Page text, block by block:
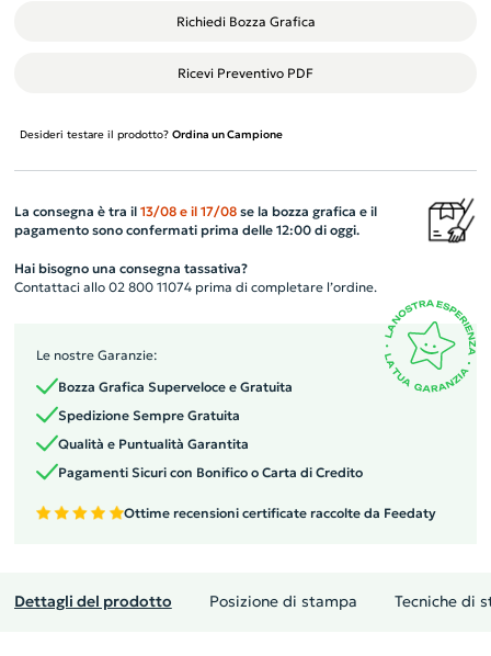
Richiedi Bozza Grafica
Ricevi Preventivo PDF
Desideri testare il prodotto? Ordina un Campione
La consegna è tra il 13/08 e il 17/08se la bozza grafica e il
pagamento sono confermati prima delle 12:00 di oggi.
Hai bisogno una consegna tassativa?
Contattaci allo 02 800 11074 prima di completare l’ordine.
Le nostre Garanzie:
Bozza Grafica Superveloce e Gratuita
Spedizione Sempre Gratuita
Qualità e Puntualità Garantita
Pagamenti Sicuri con Bonifico o Carta di Credito
Ottime recensioni certificate raccolte da Feedaty
Dettagli del prodotto Posizione di stampa Tecniche di